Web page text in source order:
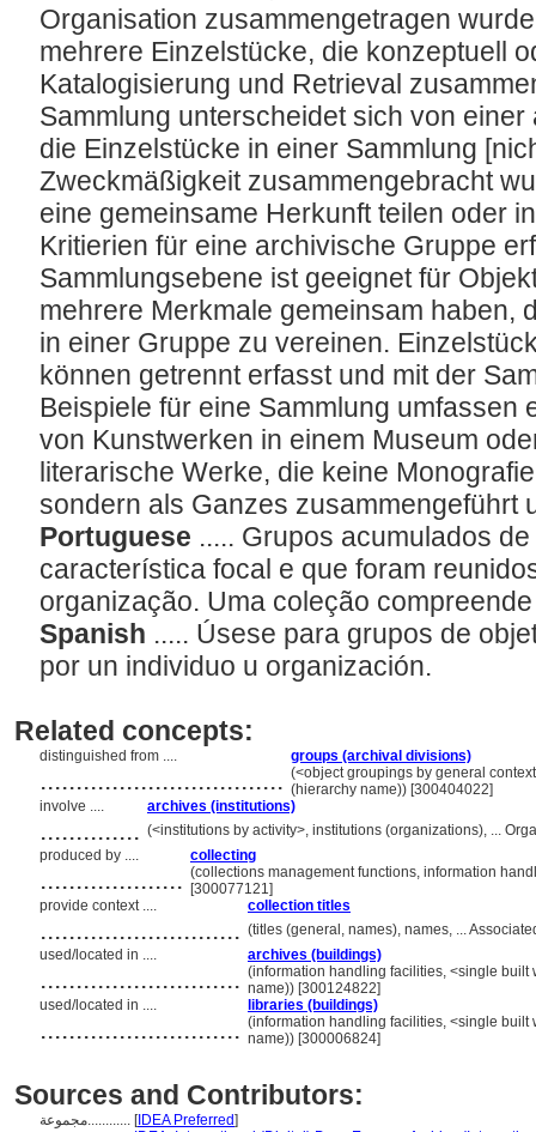
Organisation zusammengetragen
mehrere Einzelstücke, die konzeptuell
Katalogisierung und Retrieval
Sammlung unterscheidet sich von
die Einzelstücke in einer Sammlung
Zweckmäßigkeit zusammengebracht
eine gemeinsame Herkunft teilen oder
Kritierien für eine archivische Gruppe
Sammlungsebene ist geeignet für
mehrere Merkmale gemeinsam haben,
in einer Gruppe zu vereinen.
können getrennt erfasst und mit der
Beispiele für eine Sammlung umfassen
von Kunstwerken in einem Museum
literarische Werke, die keine
sondern als Ganzes zusammengeführt
Portuguese ..... Grupos acumulados
característica focal e que foram
organização. Uma coleção
Spanish ..... Úsese para grupos de
por un individuo u organización.
Related concepts:
distinguished from .... groups (archival divisions)
.................................. (<object groupings by general
(hierarchy name)) [300404022]
involve ....
archives (institutions)
.............. (<institutions by activity>, institutions (organizations), ...
produced by ....
collecting
.................... (collections management functions, information
[300077121]
provide context ....
collection titles
............................ (titles (general, names), names, ...
used/located in ....
archives (buildings)
............................ (information handling facilities, <single built
name)) [300124822]
used/located in ....
libraries (buildings)
............................ (information handling facilities, <single built
name)) [300006824]
Sources and Contributors:
مجموعة............ [IDEA Preferred]